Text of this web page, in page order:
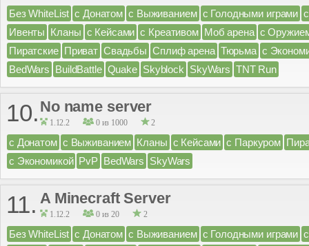
Без WhiteList с Донатом с Выживанием с Голодными играми
Ивенты Кланы с Кейсами с Креативом Моб арена с
Пиратские Приват Свадьбы Сплиф арена Тюрьма с
BedWars BuildBattle Quake Skyblock SkyWars TNT Run
10. No name server
1.12.2 0 из 1000 2
с Донатом с Выживанием Кланы с Кейсами с Паркуром
с Экономикой PvP BedWars SkyWars
11. A Minecraft Server
1.12.2 0 из 20 2
Без WhiteList с Донатом с Выживанием с Голодными играми